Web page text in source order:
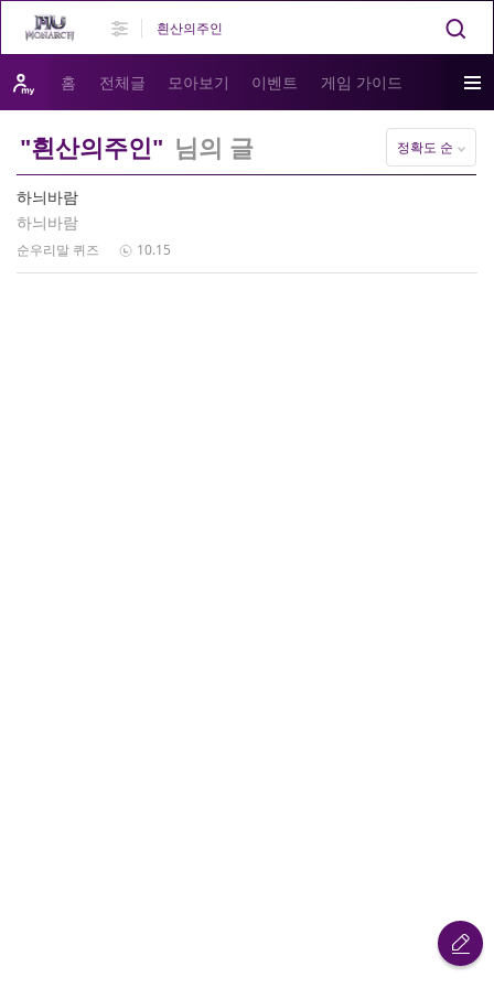
홈 전체글 모아보기 이벤트 게임 가이드
"흰산의주인" 님의 글 정확도 순
하늬바람
하늬바람
순우리말 퀴즈 10.15